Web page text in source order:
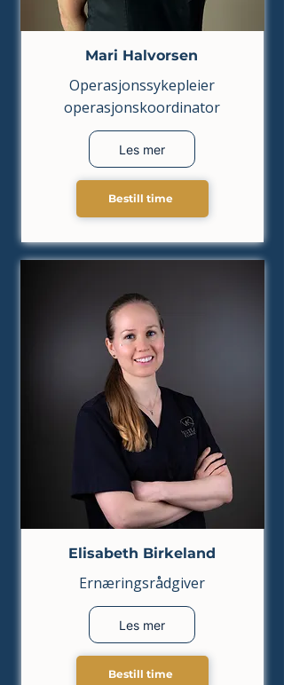
Mari Halvorsen
Operasjonssykepleier
operasjonskoordinator
Les mer
Bestill time
Elisabeth Birkeland
Ernæringsrådgiver
Les mer
Bestill time